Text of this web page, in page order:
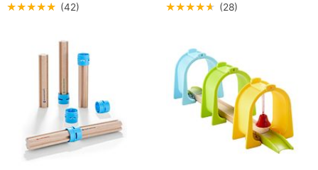
★★★★★ (42)
★★★★★ (28)